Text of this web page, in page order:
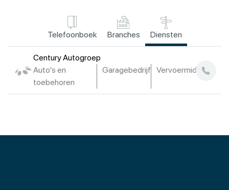
Telefoonboek Branches Diensten
Century Autogroep
Auto's en
toebehoren
Garagebedrijf Vervoermiddelen